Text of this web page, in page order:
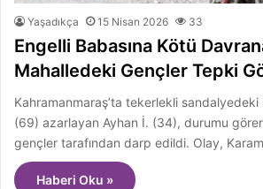
Yaşadıkça 15 Nisan 2026 33
Engelli Babasına Kötü
Mahalledeki Gençler Tepki
Kahramanmaraş’ta tekerlekli sandalyedeki
(69) azarlayan Ayhan İ. (34), durumu
gençler tarafından darp edildi. Olay,
Haberi Oku »